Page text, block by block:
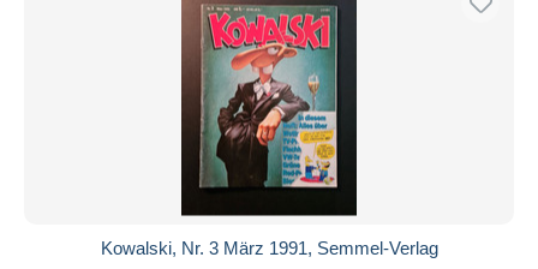
Kowalski, Nr. 3 März 1991, Semmel-Verlag